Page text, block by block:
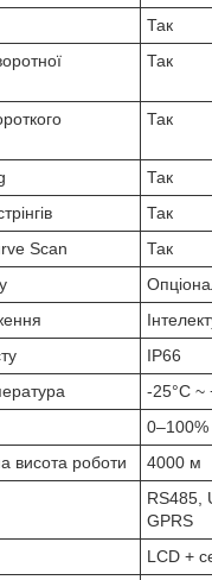
Так
Так
Так
Так
Так
Scan
Так
IP66
-25°C ~
0–100%
висота роботи
4000 м
RS485,
GPRS
LCD +